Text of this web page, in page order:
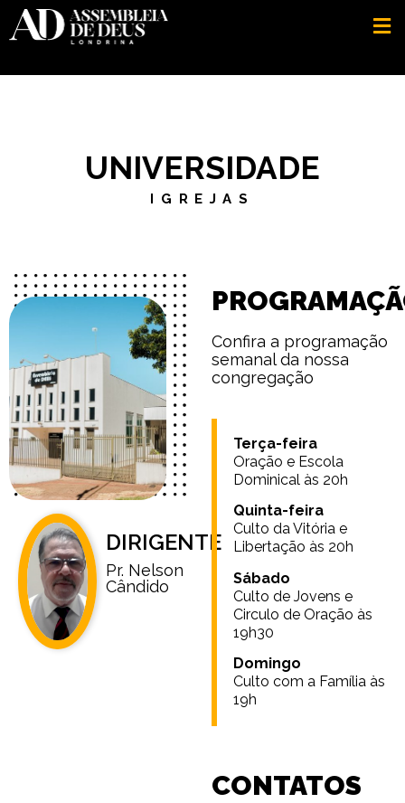
UNIVERSIDADE
IGREJAS
DIRIGENTE
Pr. Nelson
Cândido
Confira a programação
semanal da nossa
congregação
Terça-feira
Oração e Escola
Dominical às 20h
Quinta-feira
Culto da Vitória e
Libertação às 20h
Sábado
Culto de Jovens e
Circulo de Oração às
19h30
Domingo
Culto com a Família às
19h
CONTATOS